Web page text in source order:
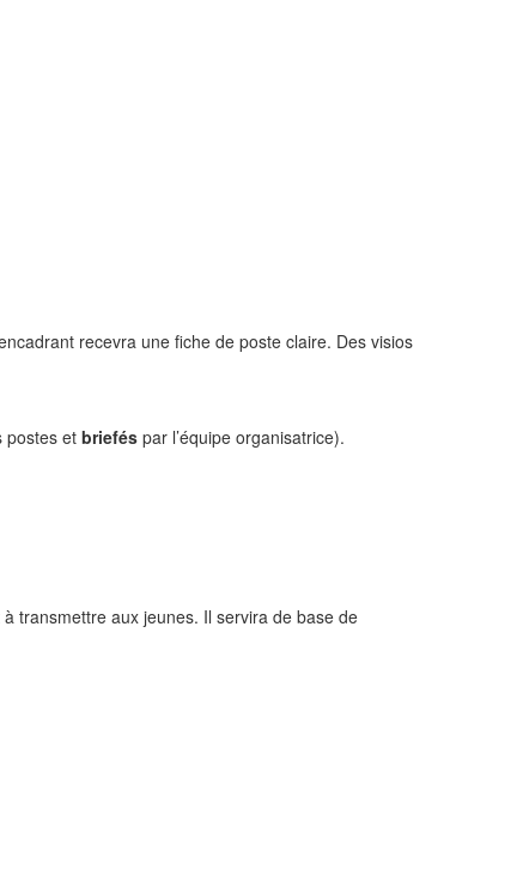
recevra une fiche de poste claire. Des visios
postes et briefés par l’équipe organisatrice).
transmettre aux jeunes. Il servira de base de